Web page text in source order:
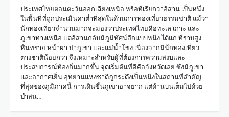
ประเทศไทยตอนตะวันออกเฉียงเหนือ หรือที่เรียกว่าอีสาน เป็นหนึ่ง
ในพื้นที่ที่ถูกประเมินค่าต่ำที่สุดในด้านการท่องเที่ยวธรรมชาติ แม้ว่า
นักท่องเที่ยวจำนวนมากจะมองว่าประเทศไทยคือทะเล เกาะ และ
ภูเขาทางเหนือ แต่อีสานกลับมีภูมิทัศน์อีกแบบหนึ่ง ได้แก่ ที่ราบสูง
หินทราย หน้าผา ป่าภูเขา และแม่น้ำโขง เนื่องจากมีนักท่องเที่ยว
ต่างชาติน้อยกว่า จึงเหมาะสำหรับผู้ที่ต้องการความสงบและ
ประสบการณ์ท้องถิ่นมากขึ้น จุดเริ่มต้นที่ดีคือจังหวัดเลย ซึ่งมีภูเขา
และอากาศเย็น อุทยานแห่งชาติภูกระดึงเป็นหนึ่งในสถานที่สำคัญ
ที่สุดของภูมิภาคนี้ การเดินขึ้นภูเขาอาจยาก แต่ด้านบนเต็มไปด้วย
ป่าสน…